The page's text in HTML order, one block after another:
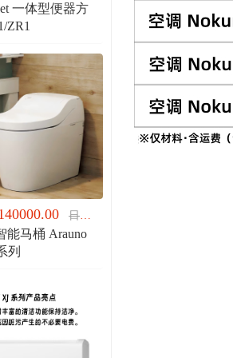
一体型便器方
ZR1
日元140000.00
能马桶 Arauno
列